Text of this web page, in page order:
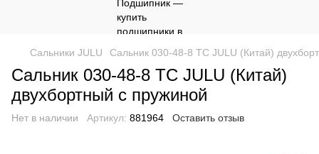
Сальники JULU Сальник 030-48-8 TC JULU (Китай)
Сальник 030-48-8 TC JULU (Китай)
двухбортный с пружиной
Нет в наличии Артикул: 881964 Оставить отзыв